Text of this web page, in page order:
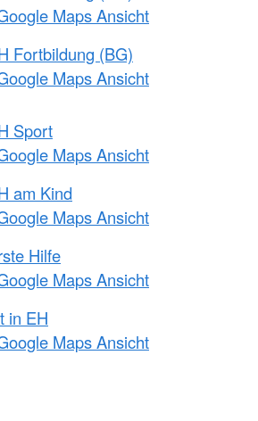
Maps Ansicht
Fortbildung (BG)
Maps Ansicht
Sport
Maps Ansicht
am Kind
Maps Ansicht
Hilfe
Maps Ansicht
in EH
Maps Ansicht